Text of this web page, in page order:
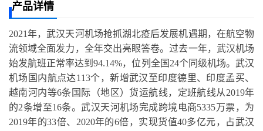
产品详情
2021年，武汉天河机场抢抓湖北疫后发展机遇期，在航空物
流领域全面发力，全年交出亮眼答卷。过去一年，武汉机场
始发航班正常率达到94.14%，位列全国24个同级机场。武汉
机场国内航点达113个，新增武汉至印度德里、印度孟买、
越南河内等6条国际（地区）货运航线，定班航线从2019年
的2条增至16条。武汉天河机场完成跨境电商5335万票，为
2019年的33倍、2020年的6倍，实现货值40多亿元，占武汉